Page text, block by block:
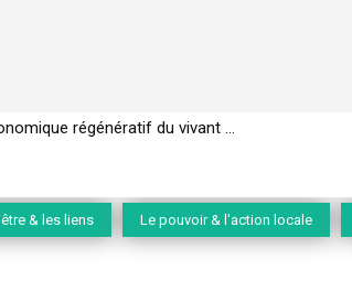
les entreprises à devenir des alliées du vivant
& les liens Le pouvoir & l'action locale